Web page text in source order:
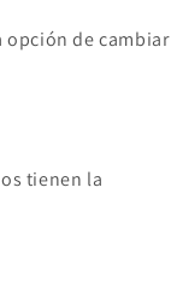
opción de cambiar
tienen la